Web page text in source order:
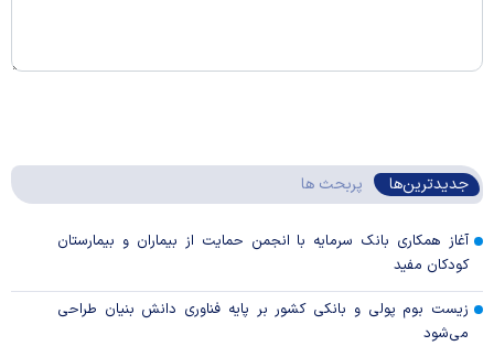
جدیدترین‌ها پربحث ها
آغاز همکاری بانک سرمایه با انجمن حمایت از بیماران و بیمارستان
کودکان مفید
زیست بوم پولی و بانکی کشور بر پایه فناوری دانش بنیان طراحی
می‌شود